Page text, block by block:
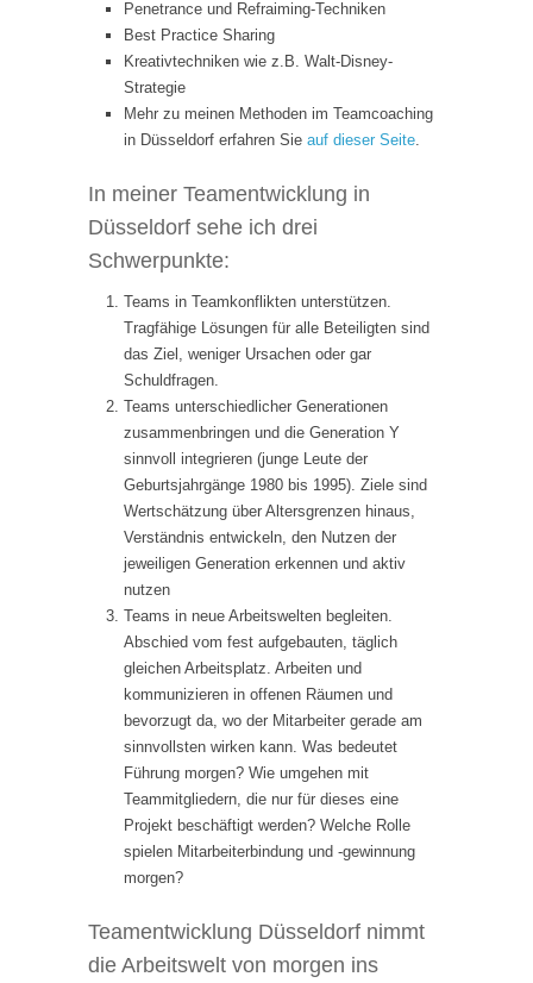
Penetrance und Refraiming-Techniken
Best Practice Sharing
Kreativtechniken wie z.B. Walt-Disney-
Strategie
Mehr zu meinen Methoden im Teamcoaching
in Düsseldorf erfahren Sie auf dieser Seite.
In meiner Teamentwicklung in
Düsseldorf sehe ich drei
Schwerpunkte:
Teams in Teamkonflikten unterstützen.
Tragfähige Lösungen für alle Beteiligten sind
das Ziel, weniger Ursachen oder gar
Schuldfragen.
Teams unterschiedlicher Generationen
zusammenbringen und die Generation Y
sinnvoll integrieren (junge Leute der
Geburtsjahrgänge 1980 bis 1995). Ziele sind
Wertschätzung über Altersgrenzen hinaus,
Verständnis entwickeln, den Nutzen der
jeweiligen Generation erkennen und aktiv
nutzen
Teams in neue Arbeitswelten begleiten.
Abschied vom fest aufgebauten, täglich
gleichen Arbeitsplatz. Arbeiten und
kommunizieren in offenen Räumen und
bevorzugt da, wo der Mitarbeiter gerade am
sinnvollsten wirken kann. Was bedeutet
Führung morgen? Wie umgehen mit
Teammitgliedern, die nur für dieses eine
Projekt beschäftigt werden? Welche Rolle
spielen Mitarbeiterbindung und -gewinnung
morgen?
Teamentwicklung Düsseldorf nimmt
die Arbeitswelt von morgen ins